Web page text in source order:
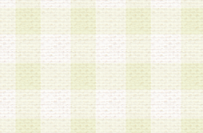
2.当社は、会員登録希
した 場合、会員登録希
による承認後の場合で
の抹消を、当社が適切
とができるものとしま
3.会員登録希望者が18